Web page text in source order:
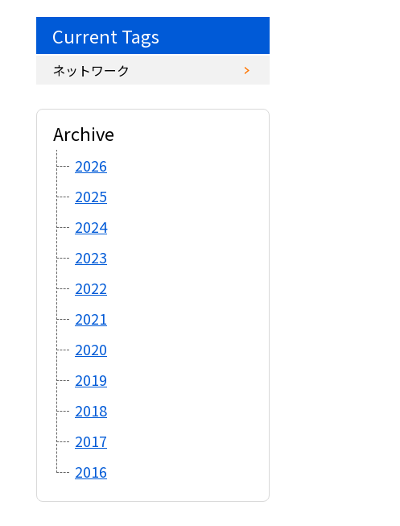
Current Tags
ネットワーク
Archive
2026
2025
2024
2023
2022
2021
2020
2019
2018
2017
2016